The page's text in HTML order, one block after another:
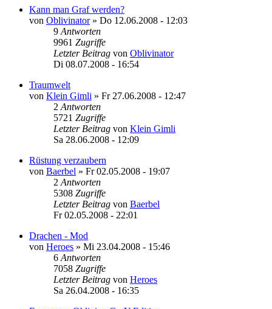
Kann man Graf werden?
von Oblivinator» Do 12.06.2008 - 12:03
9 Antworten
9961 Zugriffe
Letzter Beitrag von Oblivinator
Di 08.07.2008 - 16:54
Traumwelt
von Klein Gimli » Fr 27.06.2008 - 12:47
2 Antworten
5721 Zugriffe
Letzter Beitrag von Klein Gimli
Sa 28.06.2008 - 12:09
Rüstung verzaubern
von Baerbel » Fr 02.05.2008 - 19:07
2 Antworten
5308 Zugriffe
Letzter Beitrag von Baerbel
Fr 02.05.2008 - 22:01
Drachen - Mod
von Heroes » Mi 23.04.2008 - 15:46
6 Antworten
7058 Zugriffe
Letzter Beitrag von Heroes
Sa 26.04.2008 - 16:35